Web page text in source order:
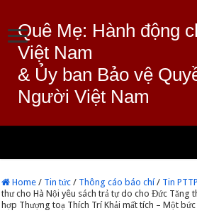
Quê Mẹ: Hành động
Việt Nam
& Ủy ban Bảo vệ
Người Việt Nam
Home / Tin tức / Thông cáo báo chí / Tin
thư cho Hà Nội yêu sách trả tự do cho Đức Tăng
hợp Thượng toạ Thích Trí Khải mất tích – Một